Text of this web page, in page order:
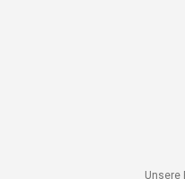
Unsere